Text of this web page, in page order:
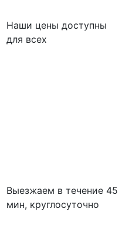
Наши цены доступны
для всех
Выезжаем в течение 45
мин, круглосуточно